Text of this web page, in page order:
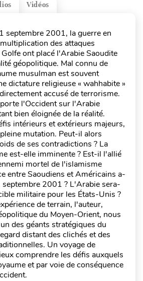
Vidéos
septembre 2001, la guerre en
des attaques
ont placé l'Arabie Saoudite
géopolitique. Mal connu de
musulman est souvent
dictature religieuse « wahhabite »
accusé de terrorisme.
l'Occident sur l'Arabie
bien éloignée de la réalité.
intérieurs et extérieurs majeurs,
mutation. Peut-il alors
de ses contradictions ? La
est-elle imminente ? Est-il l'allié
mortel de l'islamisme
entre Saoudiens et Américains a-
2001 ? L'Arabie sera-
militaire pour les États-Unis ?
de terrain, l'auteur,
du Moyen-Orient, nous
des géants stratégiques du
distant des clichés et des
Un voyage de
comprendre les défis auxquels
et par voie de conséquence